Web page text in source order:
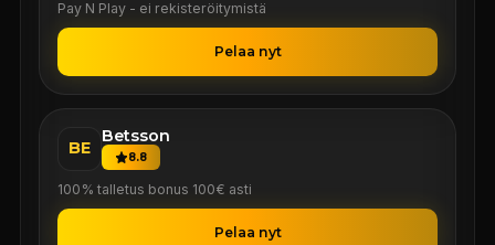
Pay N Play - ei rekisteröitymistä
Pelaa nyt
BE
Betsson
8.8
100% talletus bonus 100€ asti
Pelaa nyt